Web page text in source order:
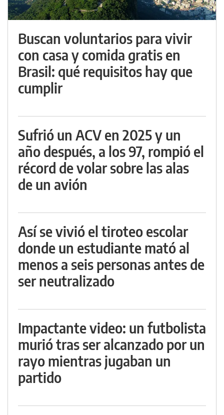
Buscan voluntarios para vivir
con casa y comida gratis en
Brasil: qué requisitos hay que
cumplir
Sufrió un ACV en 2025 y un
año después, a los 97, rompió el
récord de volar sobre las alas
de un avión
Así se vivió el tiroteo escolar
donde un estudiante mató al
menos a seis personas antes de
ser neutralizado
Impactante video: un futbolista
murió tras ser alcanzado por un
rayo mientras jugaban un
partido